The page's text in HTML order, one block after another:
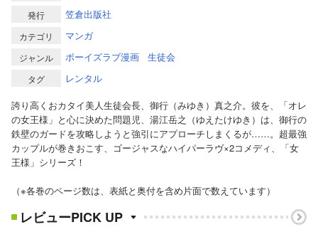
発行 笠倉出版社
カテゴリ マンガ
ジャンル ボーイズラブ漫画 生徒会
タグ
レンタル
誇り高くおカタイ美人生徒会長、御行（みゆき）真之介。彼を、「オレ
の女王様」と心に決めた問題児、湯江岳之（ゆえたけゆき）は、御行の
鉄壁のガードを攻略しようと強引にアプローチしまくるが……。超最強
カップルが巻きおこす、ゴージャスなハイパーラヴ×2コメディ、「女
王様」シリーズ！
（※各巻のページ数は、表紙と奥付を含め片面で数えています）
レビューPICK UP